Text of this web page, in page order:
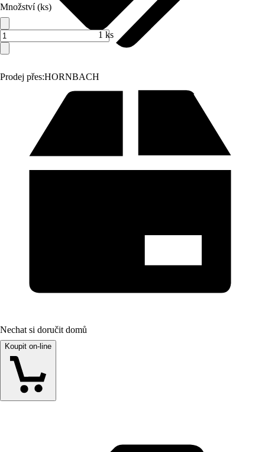
Prodej přes:HORNBACH
Množství (ks)
1 ks
Nechat si doručit domů
Koupit on-line